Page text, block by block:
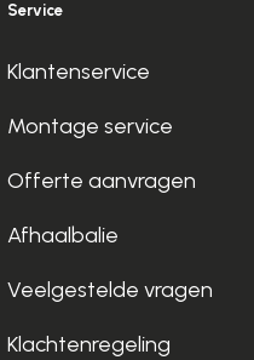
Service
Klantenservice
Montage service
Offerte aanvragen
Afhaalbalie
Veelgestelde vragen
Klachtenregeling